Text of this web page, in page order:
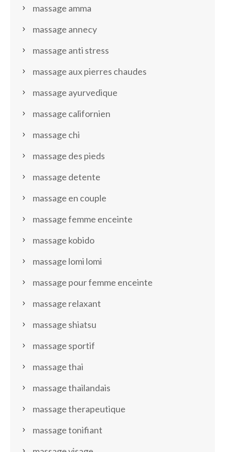
massage amma
massage annecy
massage anti stress
massage aux pierres chaudes
massage ayurvedique
massage californien
massage chi
massage des pieds
massage detente
massage en couple
massage femme enceinte
massage kobido
massage lomi lomi
massage pour femme enceinte
massage relaxant
massage shiatsu
massage sportif
massage thai
massage thailandais
massage therapeutique
massage tonifiant